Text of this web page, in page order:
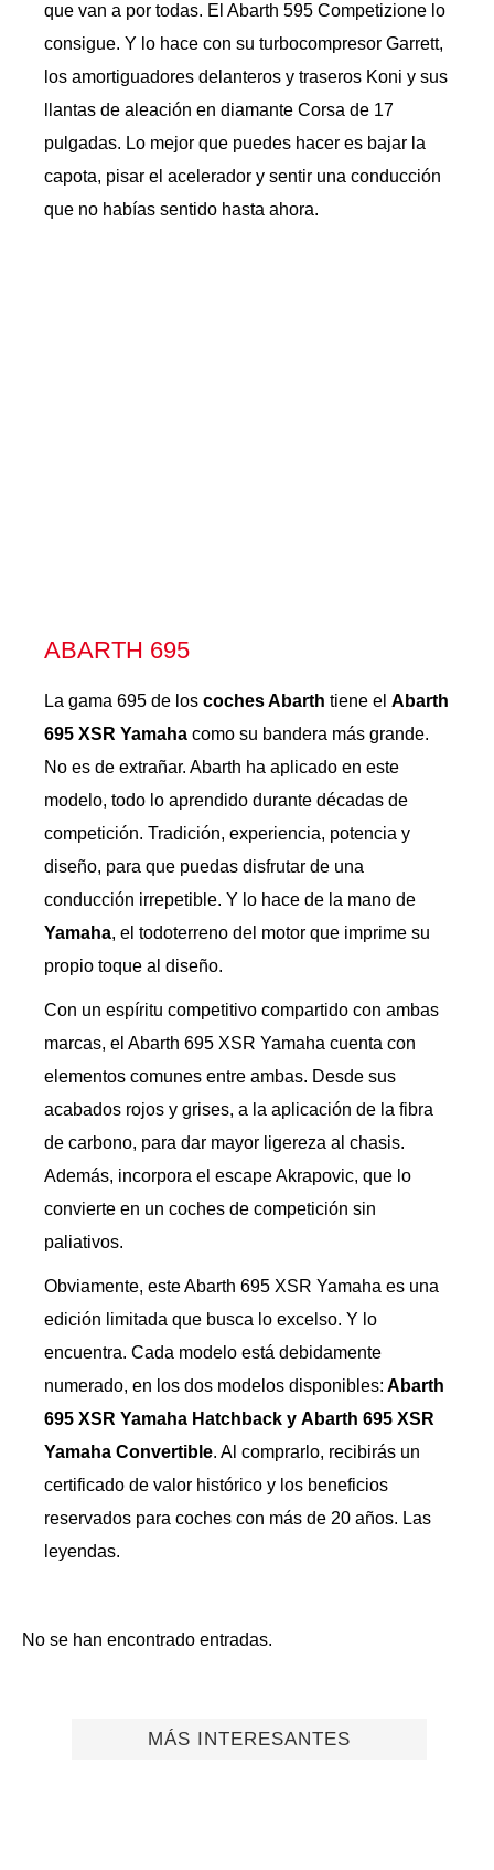
que van a por todas. El Abarth 595 Competizione lo
consigue. Y lo hace con su turbocompresor Garrett,
los amortiguadores delanteros y traseros Koni y sus
llantas de aleación en diamante Corsa de 17
pulgadas. Lo mejor que puedes hacer es bajar la
capota, pisar el acelerador y sentir una conducción
que no habías sentido hasta ahora.
ABARTH 695
La gama 695 de los coches Abarth tiene el Abarth
695 XSR Yamaha como su bandera más grande.
No es de extrañar. Abarth ha aplicado en este
modelo, todo lo aprendido durante décadas de
competición. Tradición, experiencia, potencia y
diseño, para que puedas disfrutar de una
conducción irrepetible. Y lo hace de la mano de
Yamaha, el todoterreno del motor que imprime su
propio toque al diseño.
Con un espíritu competitivo compartido con ambas
marcas, el Abarth 695 XSR Yamaha cuenta con
elementos comunes entre ambas. Desde sus
acabados rojos y grises, a la aplicación de la fibra
de carbono, para dar mayor ligereza al chasis.
Además, incorpora el escape Akrapovic, que lo
convierte en un coches de competición sin
paliativos.
Obviamente, este Abarth 695 XSR Yamaha es una
edición limitada que busca lo excelso. Y lo
encuentra. Cada modelo está debidamente
numerado, en los dos modelos disponibles: Abarth
695 XSR Yamaha Hatchback y Abarth 695 XSR
Yamaha Convertible. Al comprarlo, recibirás un
certificado de valor histórico y los beneficios
reservados para coches con más de 20 años. Las
leyendas.
No se han encontrado entradas.
MÁS INTERESANTES